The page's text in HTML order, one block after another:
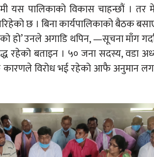
यस पालिकाको विकास चाहन्छौं । तर
छ । बिना कार्यपालिकाको
हो’ उनले अगाडि थपिन, —सूचना माँग
रहेको बताइन । ५० जना सदस्य, वडा
कारणले विरोध भई रहेको आफै अनुमान